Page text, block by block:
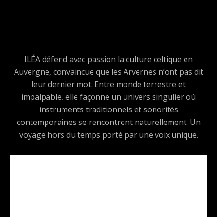
ILÉA défend avec passion la culture celtique en
Auvergne, convaincue que les Arvernes n’ont pas dit
leur dernier mot. Entre monde terrestre et
impalpable, elle façonne un univers singulier où
instruments traditionnels et sonorités
contemporaines se rencontrent naturellement. Un
voyage hors du temps porté par une voix unique.